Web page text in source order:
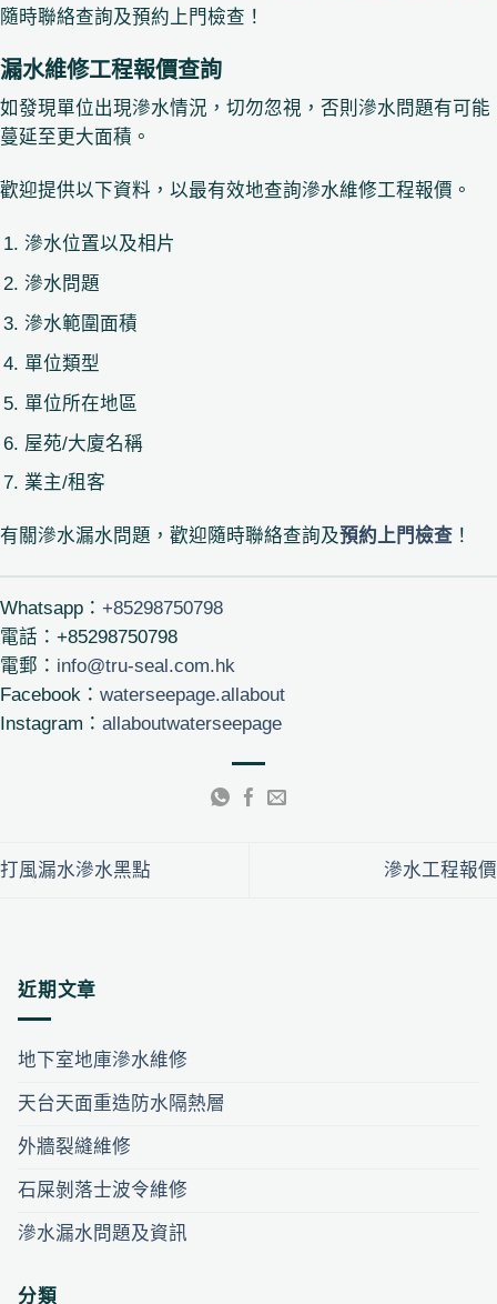
隨時聯絡查詢及預約上門檢查！
漏水維修工程報價查詢
如發現單位出現滲水情況，切勿忽視，否則滲水問題有可能
蔓延至更大面積。
歡迎提供以下資料，以最有效地查詢滲水維修工程報價。
滲水位置以及相片
滲水問題
滲水範圍面積
單位類型
單位所在地區
屋苑/大廈名稱
業主/租客
有關滲水漏水問題，歡迎隨時聯絡查詢及預約上門檢查 ！
Whatsapp： +85298750798
電話：+85298750798
電郵： info@tru-seal.com.hk
Facebook： waterseepage.allabout
Instagram： allaboutwaterseepage
打風漏水滲水黑點 滲水工程報價
近期文章
地下室地庫滲水維修
天台天面重造防水隔熱層
外牆裂縫維修
石屎剝落士波令維修
滲水漏水問題及資訊
分類